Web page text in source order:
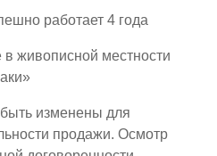
работает 4 года
живописной местности
изменены для
продажи. Осмотр